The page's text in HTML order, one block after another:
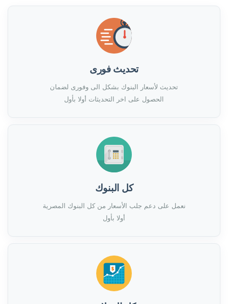
تحديث فورى
تحديث لأسعار البنوك بشكل الى وفورى لضمان
الحصول على اخر التحديثات أولا بأول
كل البنوك
نعمل على دعم جلب الأسعار من كل البنوك المصرية
أولا بأول